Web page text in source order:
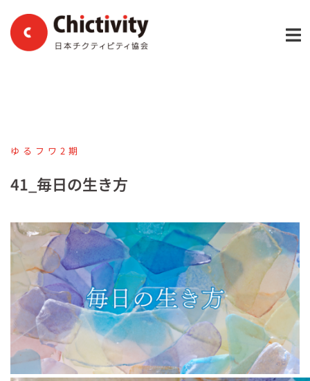
ゆるフワ2期
41_毎日の生き方